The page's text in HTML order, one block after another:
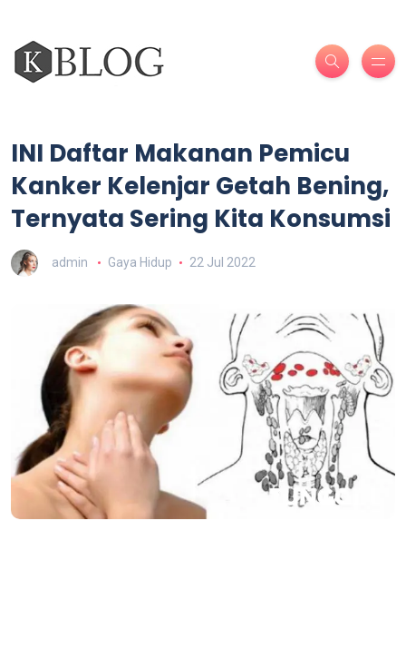
INI Daftar Makanan Pemicu
Kanker Kelenjar Getah Bening,
Ternyata Sering Kita Konsumsi
admin Gaya Hidup 22 Jul 2022